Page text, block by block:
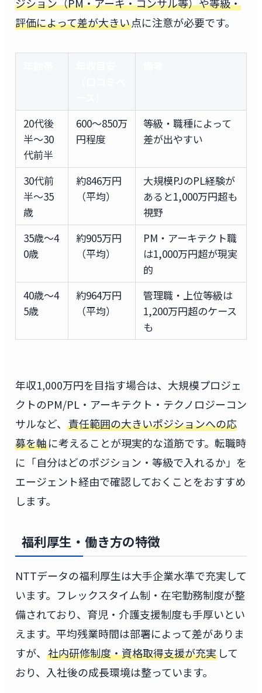
評価によって差が大きい点に注意が必要です。
20代後
半〜30
代前半
600〜850万
円程度
等級・職種によって
差が出やすい
30代前
半〜35
歳
約846万円
（平均）
大規模PJのPL経験が
あると1,000万円超も
視野
35歳〜4
0歳
約905万円
（平均）
PM・アーキテクト職
は1,000万円超が現実
的
40歳〜4
5歳
約964万円
（平均）
管理職・上位等級は
1,200万円超のケース
も
年収1,000万円を目指す場合は、大規模プロジェ
クトのPM/PL・アーキテクト・テクノロジーコン
サルなど、 責任範囲の大きいポジションへの応
募を軸に考えることが現実的な道筋です。転職時
に「自分はどのポジション・等級で入れるか」を
エージェント経由で確認しておくことをおすすめ
します。
福利厚生・働き方の特徴
NTTデータの福利厚生は大手企業水準で充実して
います。フレックスタイム制・在宅勤務制度が整
備されており、育児・介護支援制度も手厚いとい
えます。平均残業時間は部署によって差がありま
すが、 社内研修制度・資格取得支援が充実して
おり、入社後の成長環境は整っています。